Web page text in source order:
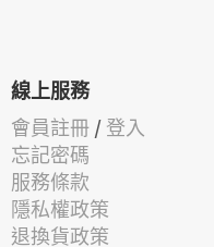
線上服務
會員註冊 / 登入
忘記密碼
服務條款
隱私權政策
退換貨政策